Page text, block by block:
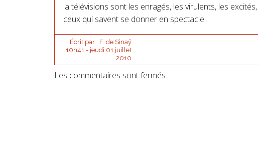
la télévisions sont les enragés, les virulents, les
ceux qui savent se donner en spectacle.
Écrit par : F. de Sinaÿ
10h41 - jeudi 01 juillet
2010
Les commentaires sont fermés.